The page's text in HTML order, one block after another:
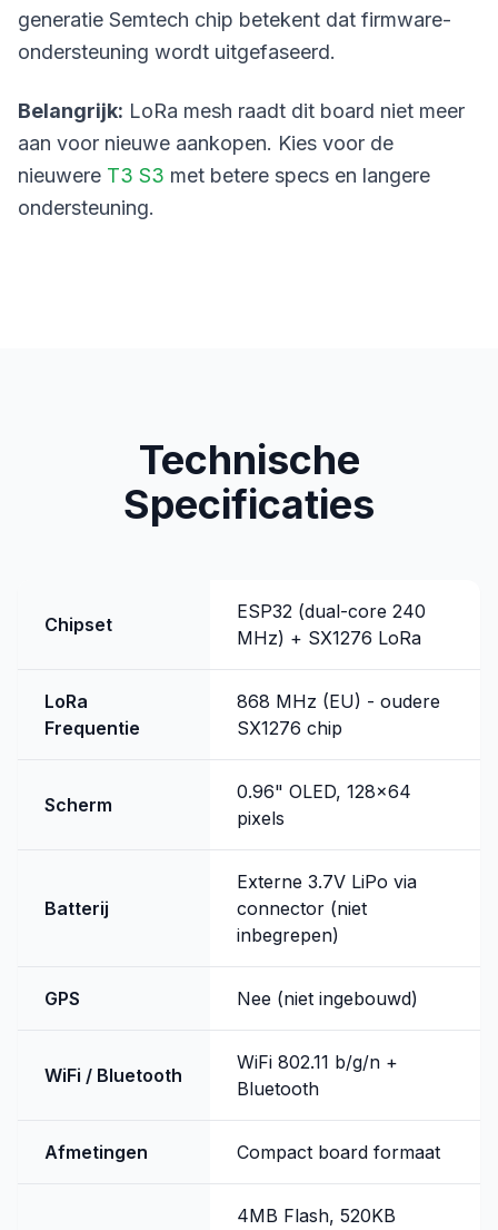
generatie Semtech chip betekent dat firmware-
ondersteuning wordt uitgefaseerd.
Belangrijk: LoRa mesh raadt dit board niet meer
aan voor nieuwe aankopen. Kies voor de
nieuwere T3 S3 met betere specs en langere
ondersteuning.
Technische
Specificaties
Chipset
ESP32 (dual-core 240
MHz) + SX1276 LoRa
LoRa
Frequentie
868 MHz (EU) - oudere
SX1276 chip
Scherm
0.96" OLED, 128x64
pixels
Batterij
Externe 3.7V LiPo via
connector (niet
inbegrepen)
GPS Nee (niet ingebouwd)
WiFi / Bluetooth
WiFi 802.11 b/g/n +
Bluetooth
Afmetingen Compact board formaat
4MB Flash, 520KB